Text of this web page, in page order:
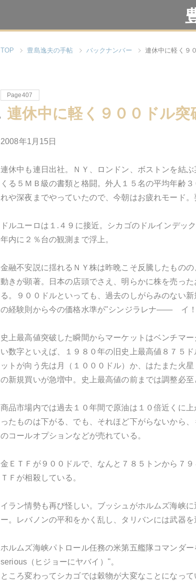
TOP 豊島逸夫の手帖 バックナンバー 連休中に軽く９
Page407
連休中に軽く９００ドル突
2008年1月15日
連休中も連日出社。ＮＹ、ロンドン、ボストンを結
くる５ＭＢ級の書類と格闘。外人１５名の平均年齢
れや深夜までやっていたので、今朝はお疲れモード。
ドルユーロは１.４９に接近。シカゴのドルインデッ
年内に２％台の観測まで浮上。
金融不安説に揺れるＮＹ株は昨晩こそ反騰したもの
動きが顕著。日本の店頭でさえ、明らかに株を売っ
る。９００ドルといっても、過去のしがらみのない
の経験則から今の価格水準が"シンジラレナ―― イ
史上最高値突破した瞬間からマーケットはベンチマ
い数字といえば、１９８０年の旧史上最高値８７５
ットが向う先は月（１０００ドル）か、はたまた火
の新規買いが急増中。史上最高値の前までは調整必
商品市場内では過去１０年間で原油は１０倍近くに
ったものは下がる、でも、それほど下がらないから
のコールオプションなどが売れている。
金ＥＴＦが９００ドルで、なんと７８５トンから７
ＴＦが相殺している。
イラン情勢も再び怪しい。ブッシュがホルムズ海峡
ー。レバノンの平和をかく乱し、タリバンには武器
ホルムズ海峡パトロール任務の米第五艦隊コマンダ
serious（ヒジョーにヤバイ）"。
ところ変わってシカゴでは穀物が大変なことになっ